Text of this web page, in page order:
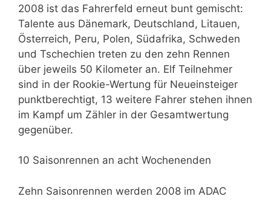
2008 ist das Fahrerfeld erneut bunt gemischt:
Talente aus Dänemark, Deutschland, Litauen,
Österreich, Peru, Polen, Südafrika, Schweden
und Tschechien treten zu den zehn Rennen
über jeweils 50 Kilometer an. Elf Teilnehmer
sind in der Rookie-Wertung für Neueinsteiger
punktberechtigt, 13 weitere Fahrer stehen ihnen
im Kampf um Zähler in der Gesamtwertung
gegenüber.
10 Saisonrennen an acht Wochenenden
Zehn Saisonrennen werden 2008 im ADAC